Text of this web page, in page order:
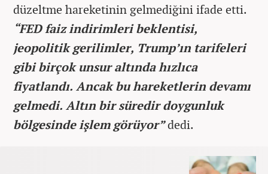
düzeltme hareketinin gelmediğini ifade etti.
“FED faiz indirimleri beklentisi,
jeopolitik gerilimler, Trump’ın tarifeleri
gibi birçok unsur altında hızlıca
fiyatlandı. Ancak bu hareketlerin devamı
gelmedi. Altın bir süredir doygunluk
bölgesinde işlem görüyor”dedi.